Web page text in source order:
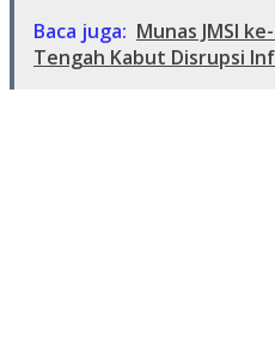
Baca juga: Munas JMSI
Tengah Kabut Disrupsi